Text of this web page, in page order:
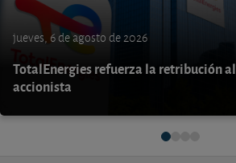
jueves, 6 de agosto de 2026
TotalEnergies refuerza la retribución al
accionista